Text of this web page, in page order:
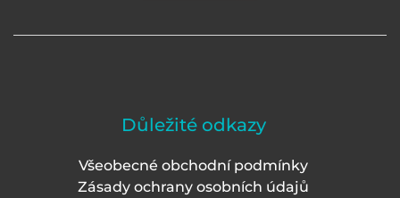
Důležité odkazy
Všeobecné obchodní podmínky
Zásady ochrany osobních údajů